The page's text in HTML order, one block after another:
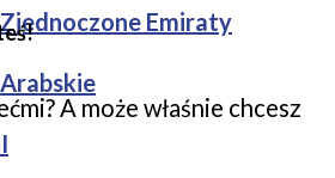
Zjednoczone Emiraty
Arabskie
A może właśnie chcesz